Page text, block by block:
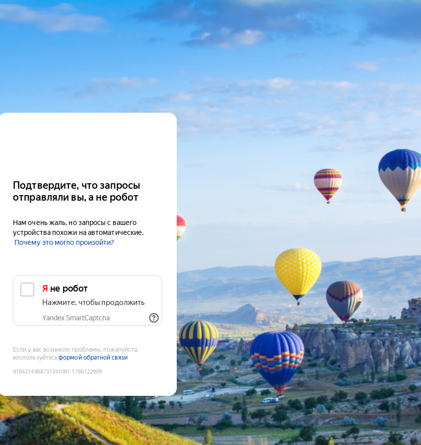
Подтвердите, что запросы
отправляли вы, а не робот
Нам очень жаль, но запросы с вашего
устройства похожи на автоматические.
Почему это могло произойти?
Я не робот
Нажмите, чтобы продолжить
Yandex SmartCaptcha
Если у вас возникли проблемы, пожалуйста,
воспользуйтесьформой обратной связи
9184214968731241081 :1786122909